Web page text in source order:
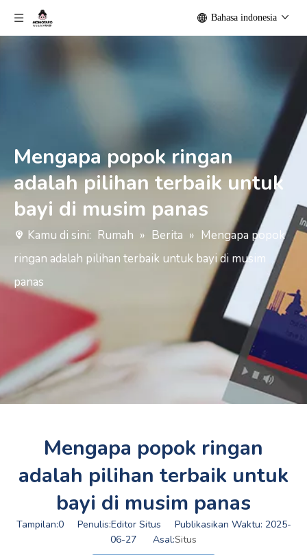
Bahasa indonesia
Mengapa popok ringan
adalah pilihan terbaik untuk
bayi di musim panas
Kamu di sini: Rumah » Berita » Mengapa popok
ringan adalah pilihan terbaik untuk bayi di musim
panas
Mengapa popok ringan
adalah pilihan terbaik untuk
bayi di musim panas
Tampilan:0Penulis:Editor Situs Publikasikan Waktu: 2025-
06-27 Asal:Situs